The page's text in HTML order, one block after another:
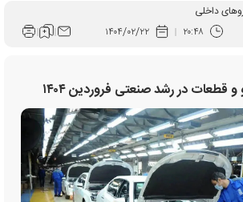
داخلی
۲۰:۴۸ ۱۴۰۴/۰۲/۲۲
قطعات در رشد صنعتی فروردین ۱۴۰۴